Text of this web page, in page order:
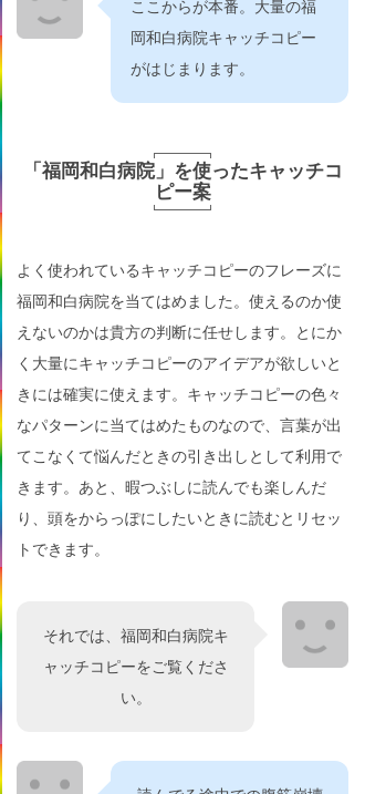
ここからが本番。大量の福
岡和白病院キャッチコピー
がはじまります。
「福岡和白病院」を使ったキャッチコ
ピー案
よく使われているキャッチコピーのフレーズに
福岡和白病院を当てはめました。使えるのか使
えないのかは貴方の判断に任せします。とにか
く大量にキャッチコピーのアイデアが欲しいと
きには確実に使えます。キャッチコピーの色々
なパターンに当てはめたものなので、言葉が出
てこなくて悩んだときの引き出しとして利用で
きます。あと、暇つぶしに読んでも楽しんだ
り、頭をからっぽにしたいときに読むとリセッ
トできます。
それでは、福岡和白病院キ
ャッチコピーをご覧くださ
い。